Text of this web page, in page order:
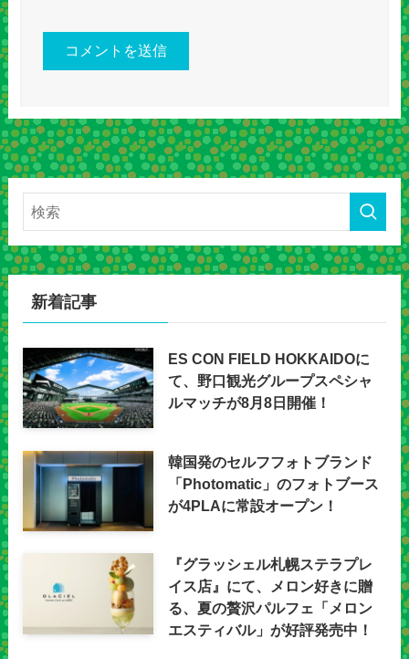
新着記事
ES CON FIELD HOKKAIDOに
て、野口観光グループスペシャ
ルマッチが8月8日開催！
韓国発のセルフフォトブランド
「Photomatic」のフォトブース
が4PLAに常設オープン！
『グラッシェル札幌ステラプレ
イス店』にて、メロン好きに贈
る、夏の贅沢パルフェ「メロン
エスティバル」が好評発売中！